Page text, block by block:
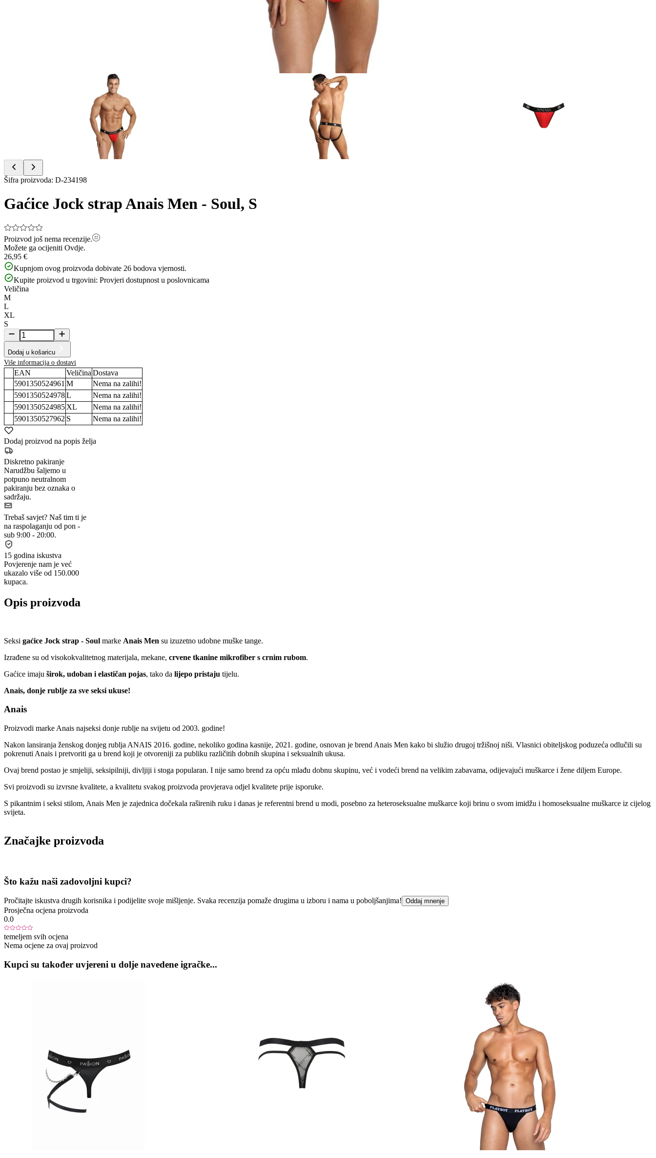
Item
of
4
Šifra proizvoda: D-234198
Gaćice Jock strap Anais Men - Soul, S
Proizvod još nema recenzije.
Možete ga ocijeniti Ovdje.
26,95 €
Kupnjom ovog proizvoda dobivate 26 bodova vjernosti.
Kupite proizvod u trgovini: Provjeri dostupnost u poslovnicama
Veličina
M
L
XL
S
Dodaj u košaricu
Više informacija o dostavi
EAN Veličina Dostava
5901350524961 M
Nema na zalihi!
5901350524978L
Nema na zalihi!
5901350524985 XL
Nema na zalihi!
5901350527962 S Nema na zalihi!
Dodaj proizvod na popis želja
Diskretno pakiranje
Narudžbu šaljemo u
potpuno neutralnom
pakiranju bez oznaka o
sadržaju.
Trebaš savjet? Naš tim ti je
na raspolaganju od pon -
sub 9:00 - 20:00.
15 godina iskustva
Povjerenje nam je već
ukazalo više od 150.000
kupaca.
Opis proizvoda
Seksi gaćice Jock strap - Soul marke Anais Men su izuzetno udobne muške tange.
Izrađene su od visokokvalitetnog materijala, mekane, crvene tkanine mikrofiber s crnim rubom.
Gaćice imaju širok, udoban i elastičan pojas, tako da lijepo pristaju tijelu.
Anais, donje rublje za sve seksi ukuse!
Anais
Proizvodi marke Anais najseksi donje rublje na svijetu od 2003. godine!
Nakon lansiranja ženskog donjeg rublja ANAIS 2016. godine, nekoliko godina kasnije, 2021. godine, osnovan je brend Anais Men kako bi služio drugoj tržišnoj niši. Vlasnici obiteljskog poduzeća odlučili su
pokrenuti Anais i pretvoriti ga u brend koji je otvoreniji za publiku različitih dobnih skupina i seksualnih ukusa.
Ovaj brend postao je smjeliji, seksipilniji, divljiji i stoga popularan. I nije samo brend za opću mlađu dobnu skupinu, već i vodeći brend na velikim zabavama, odijevajući muškarce i žene diljem Europe.
Svi proizvodi su izvrsne kvalitete, a kvalitetu svakog proizvoda provjerava odjel kvalitete prije isporuke.
S pikantnim i seksi stilom, Anais Men je zajednica dočekala raširenih ruku i danas je referentni brend u modi, posebno za heteroseksualne muškarce koji brinu o svom imidžu i homoseksualne muškarce iz cijelog
svijeta.
Značajke proizvoda
Što kažu naši zadovoljni kupci?
Pročitajte iskustva drugih korisnika i podijelite svoje mišljenje. Svaka recenzija pomaže drugima u izboru i nama u poboljšanjima! Oddaj mnenje
Prosječna ocjena proizvoda
0.0
temeljem svih ocjena
Nema ocjene za ovaj proizvod
Kupci su također uvjereni u dolje navedene igračke...